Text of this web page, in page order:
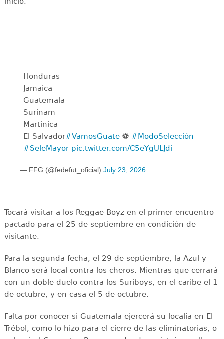
Honduras
Jamaica
Guatemala
Surinam
Martinica
El Salvador#VamosGuate ⚽️ #ModoSelección
#SeleMayor pic.twitter.com/C5eYgULJdi
— FFG (@fedefut_oficial) July 23, 2026
Tocará visitar a los Reggae Boyz en el primer encuentro
pactado para el 25 de septiembre en condición de
visitante.
Para la segunda fecha, el 29 de septiembre, la Azul y
Blanco será local contra los cheros. Mientras que cerrará
con un doble duelo contra los Suriboys, en el caribe el 1
de octubre, y en casa el 5 de octubre.
Falta por conocer si Guatemala ejercerá su localía en El
Trébol, como lo hizo para el cierre de las eliminatorias, o